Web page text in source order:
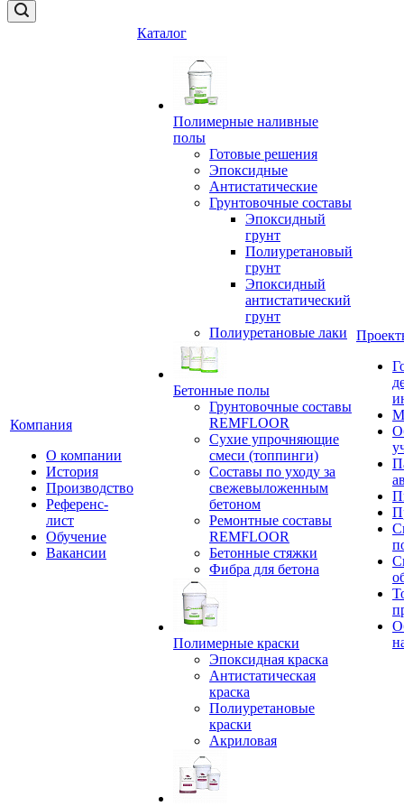
Компания
О компании
История
Производство
Референс-
лист
Обучение
Вакансии
Каталог
Полимерные наливные
полы
Готовые решения
Эпоксидные
Антистатические
Грунтовочные составы
Эпоксидный
грунт
Полиуретановый
грунт
Эпоксидный
антистатический
грунт
Полиуретановые лаки
Бетонные полы
Грунтовочные составы
REMFLOOR
Сухие упрочняющие
смеси (топпинги)
Составы по уходу за
свежевыложенным
бетоном
Ремонтные составы
REMFLOOR
Бетонные стяжки
Фибра для бетона
Полимерные краски
Эпоксидная краска
Антистатическая
краска
Полиуретановые
краски
Акриловая